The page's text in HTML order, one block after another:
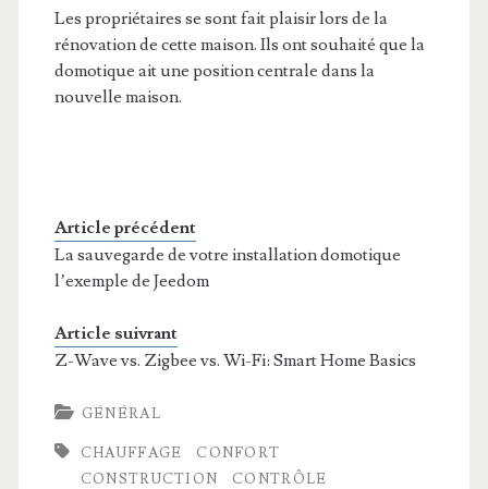
Les propriétaires se sont fait plaisir lors de la
rénovation de cette maison. Ils ont souhaité que la
domotique ait une position centrale dans la
nouvelle maison.
Article précédent
La sauvegarde de votre installation domotique
l’exemple de Jeedom
Article suivrant
Z-Wave vs. Zigbee vs. Wi-Fi: Smart Home Basics
GÉNÉRAL
CHAUFFAGE
CONFORT
CONSTRUCTION
CONTRÔLE